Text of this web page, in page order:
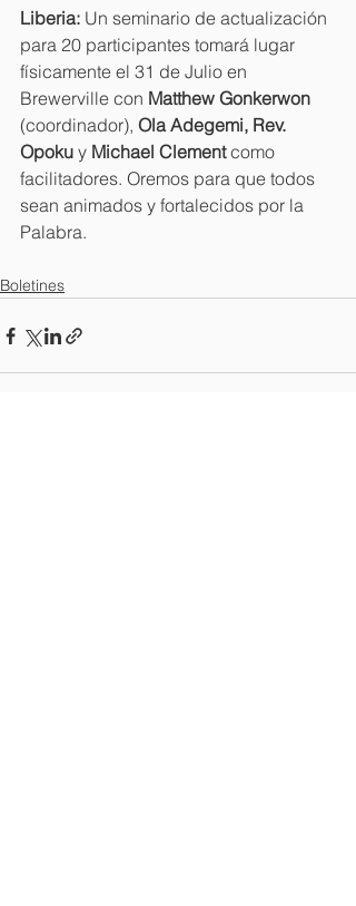
Liberia: Un seminario de actualización
para 20 participantes tomará lugar
físicamente el 31 de Julio en
Brewerville con Matthew Gonkerwon
(coordinador), Ola Adegemi, Rev.
Opoku y Michael Clement como
facilitadores. Oremos para que todos
sean animados y fortalecidos por la
Palabra.
Boletines